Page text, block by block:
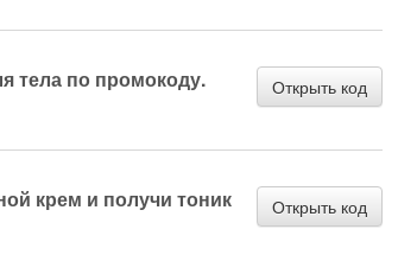
тела по промокоду. Открыть код
крем и получи тоник
Открыть код